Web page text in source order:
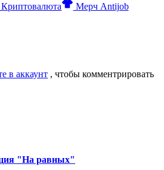
Криптовалюта Мерч Antijob
в аккаунт , чтобы комментрировать
"На равных"